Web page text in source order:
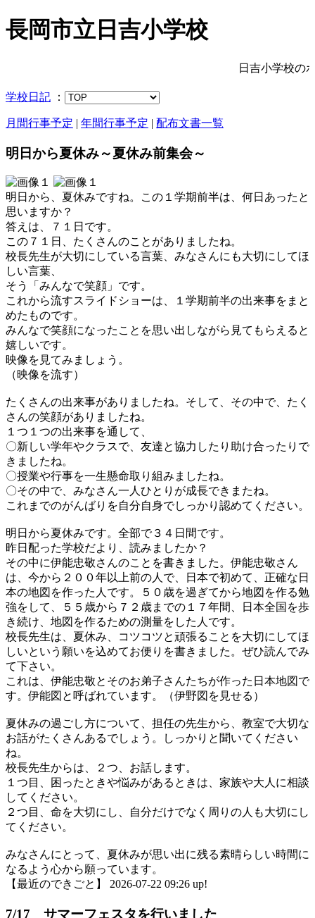
長岡市立日吉小学校
日吉小学校の
学校日記 ：
月間行事予定 | 年間行事予定 | 配布文書一覧
明日から夏休み～夏休み前集会～
明日から、夏休みですね。この１学期前半は、何日あったと
思いますか？
答えは、７１日です。
この７１日、たくさんのことがありましたね。
校長先生が大切にしている言葉、みなさんにも大切にしてほ
しい言葉、
そう「みんなで笑顔」です。
これから流すスライドショーは、１学期前半の出来事をまと
めたものです。
みんなで笑顔になったことを思い出しながら見てもらえると
嬉しいです。
映像を見てみましょう。
（映像を流す）
たくさんの出来事がありましたね。そして、その中で、たく
さんの笑顔がありましたね。
１つ１つの出来事を通して、
〇新しい学年やクラスで、友達と協力したり助け合ったりで
きましたね。
〇授業や行事を一生懸命取り組みましたね。
〇その中で、みなさん一人ひとりが成長できまたね。
これまでのがんばりを自分自身でしっかり認めてください。
明日から夏休みです。全部で３４日間です。
昨日配った学校だより、読みましたか？
その中に伊能忠敬さんのことを書きました。伊能忠敬さん
は、今から２００年以上前の人で、日本で初めて、正確な日
本の地図を作った人です。５０歳を過ぎてから地図を作る勉
強をして、５５歳から７２歳までの１７年間、日本全国を歩
き続け、地図を作るための測量をした人です。
校長先生は、夏休み、コツコツと頑張ることを大切にしてほ
しいという願いを込めてお便りを書きました。ぜひ読んでみ
て下さい。
これは、伊能忠敬とそのお弟子さんたちが作った日本地図で
す。伊能図と呼ばれています。（伊野図を見せる）
夏休みの過ごし方について、担任の先生から、教室で大切な
お話がたくさんあるでしょう。しっかりと聞いてください
ね。
校長先生からは、２つ、お話します。
１つ目、困ったときや悩みがあるときは、家族や大人に相談
してください。
２つ目、命を大切にし、自分だけでなく周りの人も大切にし
てください。
みなさんにとって、夏休みが思い出に残る素晴らしい時間に
なるよう心から願っています。
【最近のできごと】 2026-07-22 09:26 up!
7/17 サマーフェスタを行いました